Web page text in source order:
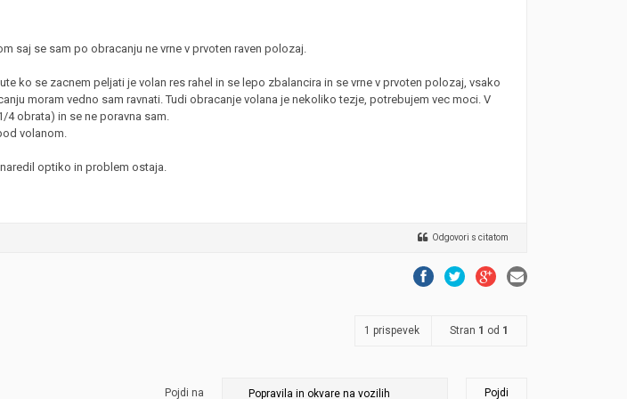
saj se sam po obracanju ne vrne v prvoten raven polozaj.
ko se zacnem peljati je volan res rahel in se lepo zbalancira in se vrne v prvoten polozaj, vsako
moram vedno sam ravnati. Tudi obracanje volana je nekoliko tezje, potrebujem vec moci. V
4 obrata) in se ne poravna sam.
volanom.
optiko in problem ostaja.
Odgovori s citatom
1 prispevek Stran 1 od 1
Pojdi na Pojdi